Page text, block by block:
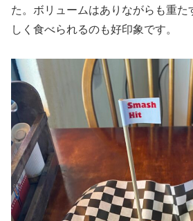
た。ボリュームはありながらも重た
しく食べられるのも好印象です。